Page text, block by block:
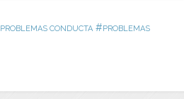
PROBLEMAS CONDUCTA #PROBLEMAS